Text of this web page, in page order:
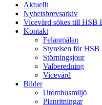
Aktuellt
Nyhetsbrevsarkiv
Vicevärd sökes till HSB
Kontakt
Felanmälan
Styrelsen för
Störningsjour
Valberedning
Vicevärd
Bilder
Utomhusmiljö
Planritningar